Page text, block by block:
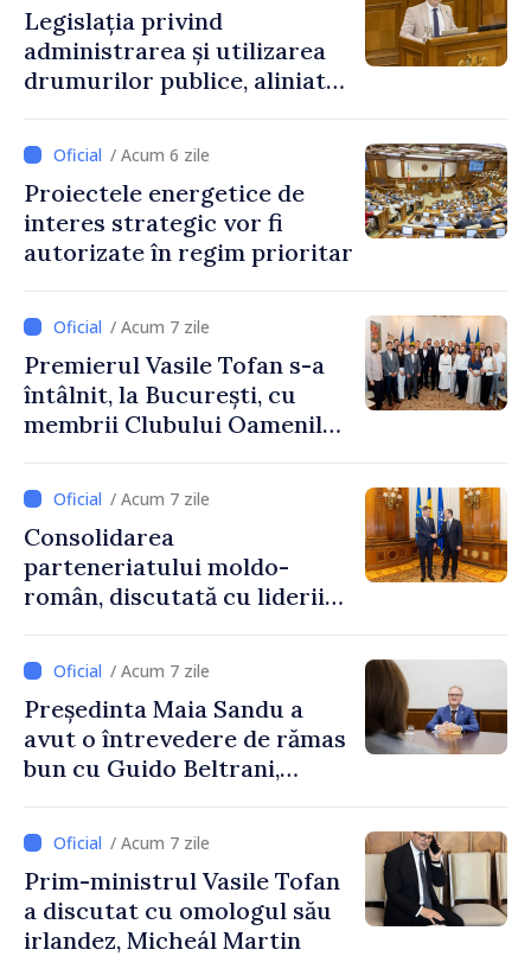
Legislația privind
administrarea și utilizarea
drumurilor publice, aliniată
/ Acum 6 zile
Proiectele energetice de
interes strategic vor fi
autorizate în regim prioritar
/ Acum 7 zile
Premierul Vasile Tofan s-a
întâlnit, la București, cu
membrii Clubului Oamenilor
/ Acum 7 zile
Consolidarea
parteneriatului moldo-
român, discutată cu liderii
/ Acum 7 zile
Președinta Maia Sandu a
avut o întrevedere de rămas
bun cu Guido Beltrani,
Cooperare al Elveției în
Republica Moldova
/ Acum 7 zile
Prim-ministrul Vasile Tofan
a discutat cu omologul său
irlandez, Micheál Martin